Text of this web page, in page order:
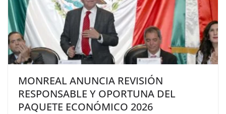
MONREAL ANUNCIA REVISIÓN
RESPONSABLE Y OPORTUNA DEL
PAQUETE ECONÓMICO 2026